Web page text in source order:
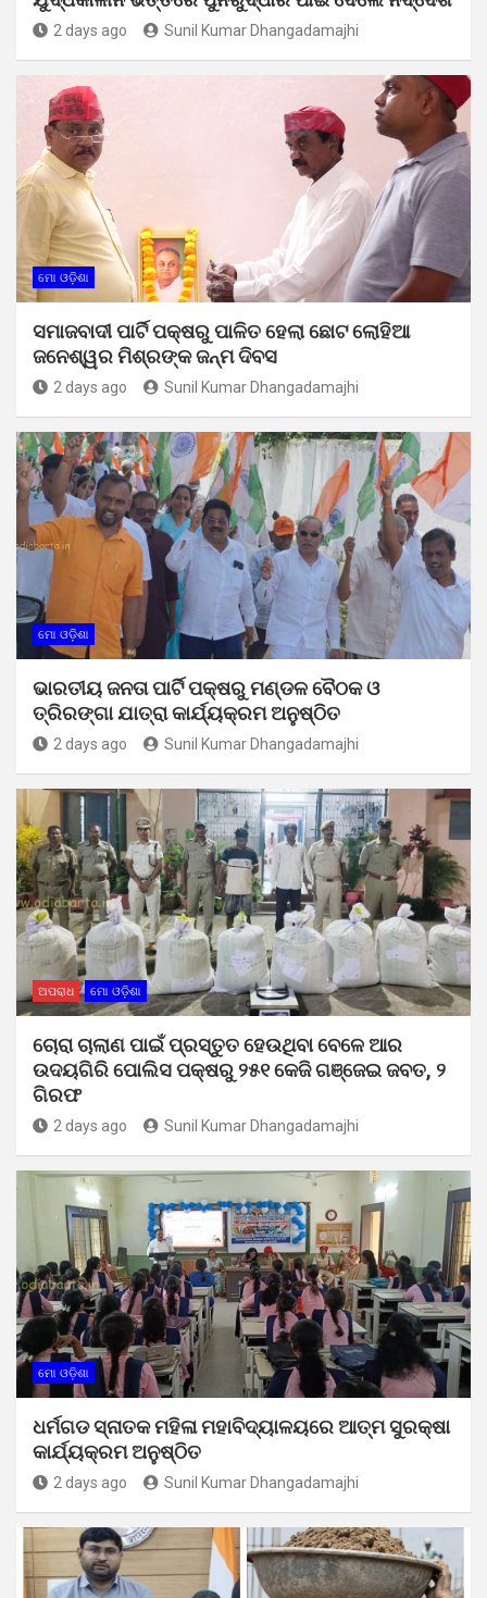
2 days ago Sunil Kumar Dhangadamajhi
ମୋ ଓଡ଼ିଶା
ସମାଜବାଦୀ ପାର୍ଟି ପକ୍ଷରୁ ପାଳିତ ହେଲା ଛୋଟ ଲୋହିଆ
ଜନେଶ୍ୱର ମିଶ୍ରଙ୍କ ଜନ୍ମ ଦିବସ
2 days ago Sunil Kumar Dhangadamajhi
ମୋ ଓଡ଼ିଶା
ଭାରତୀୟ ଜନତା ପାର୍ଟି ପକ୍ଷରୁ ମଣ୍ଡଳ ବୈଠକ ଓ
ତ୍ରିରଙ୍ଗା ଯାତ୍ରା କାର୍ଯ୍ୟକ୍ରମ ଅନୁଷ୍ଠିତ
2 days ago Sunil Kumar Dhangadamajhi
ଅପରାଧ ମୋ ଓଡ଼ିଶା
ଚୋରା ଚାଲାଣ ପାଇଁ ପ୍ରସ୍ତୁତ ହେଉଥିବା ବେଳେ ଆର
ଉଦୟଗିରି ପୋଲିସ ପକ୍ଷରୁ ୨୫୧ କେଜି ଗଞ୍ଜେଇ ଜବତ, ୨
ଗିରଫ
2 days ago Sunil Kumar Dhangadamajhi
ମୋ ଓଡ଼ିଶା
ଧର୍ମଗଡ ସ୍ନାତକ ମହିଳା ମହାବିଦ୍ୟାଳୟରେ ଆତ୍ମ ସୁରକ୍ଷା
କାର୍ଯ୍ୟକ୍ରମ ଅନୁଷ୍ଠିତ
2 days ago Sunil Kumar Dhangadamajhi